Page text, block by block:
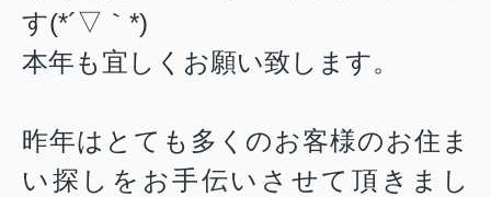
す(*´▽｀*)
本年も宜しくお願い致します。
昨年はとても多くのお客様のお住ま
い探しをお手伝いさせて頂きまし